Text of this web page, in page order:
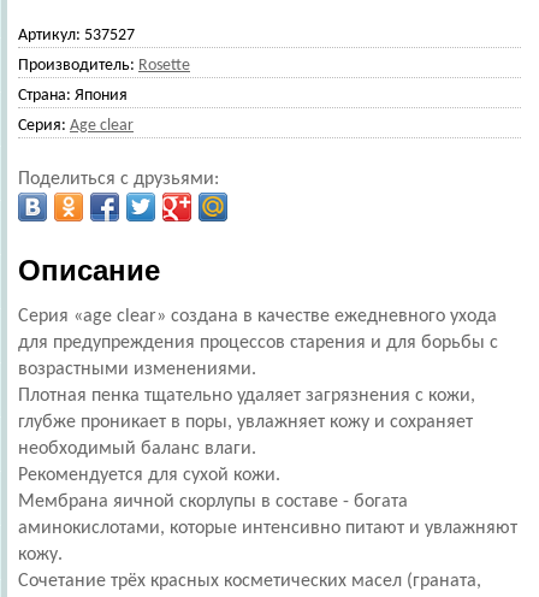
Артикул: 537527
Производитель: Rosette
Страна: Япония
Серия: Age clear
Поделиться с друзьями:
Описание
Серия «age сlear» создана в качестве ежедневного ухода
для предупреждения процессов старения и для борьбы с
возрастными изменениями.
Плотная пенка тщательно удаляет загрязнения с кожи,
глубже проникает в поры, увлажняет кожу и сохраняет
необходимый баланс влаги.
Рекомендуется для сухой кожи.
Мембрана яичной скорлупы в составе - богата
аминокислотами, которые интенсивно питают и увлажняют
кожу.
Сочетание трёх красных косметических масел (граната,